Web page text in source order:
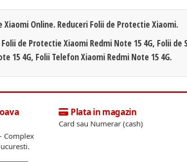
Xiaomi Online. Reduceri Folii de Protectie Xiaomi.
de Protectie Xiaomi Redmi Note 15 4G, Folii
15 4G, Folii Telefon Xiaomi Redmi Note 15 4G.
Complex
Plata in magazin
Card sau Numerar (cash)